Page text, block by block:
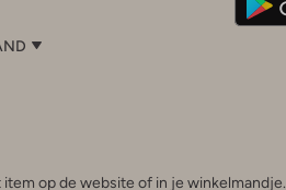
(Nederlands)
op de website of in je winkelmandje.